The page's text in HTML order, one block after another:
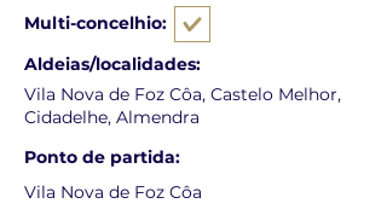
Multi-concelhio:
Aldeias/localidades:
Vila Nova de Foz Côa, Castelo Melhor,
Cidadelhe, Almendra
Ponto de partida:
Vila Nova de Foz Côa